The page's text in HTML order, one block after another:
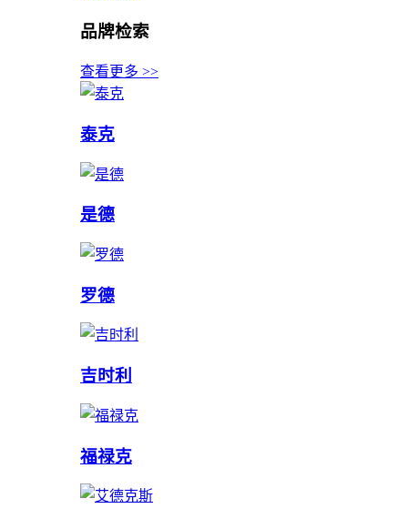
品牌检索
查看更多 >>
泰克
是德
罗德
吉时利
福禄克